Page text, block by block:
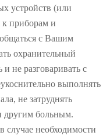
устройств (или
к приборам и
с Вашим
охранительный
не разговаривать с
выполнять
не затруднять
другим больным.
необходимости